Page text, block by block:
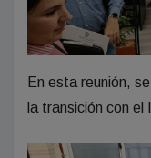
En esta reunión,
la transición con